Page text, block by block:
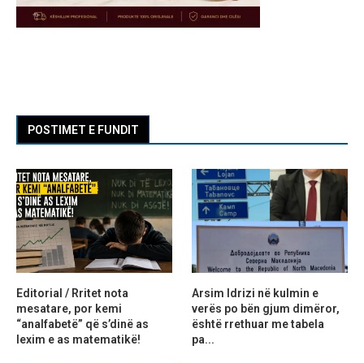
POSTIMET E FUNDIT
Editorial / Rritet nota
mesatare, por kemi
“analfabetë” që s’dinë as
lexim e as matematikë!
Arsim Idrizi në kulmin e
verës po bën gjum dimëror,
është rrethuar me tabela
pa...